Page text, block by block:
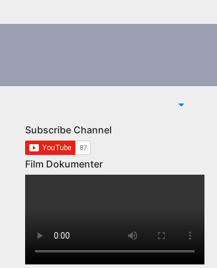
Subscribe Channel
Film Dokumenter